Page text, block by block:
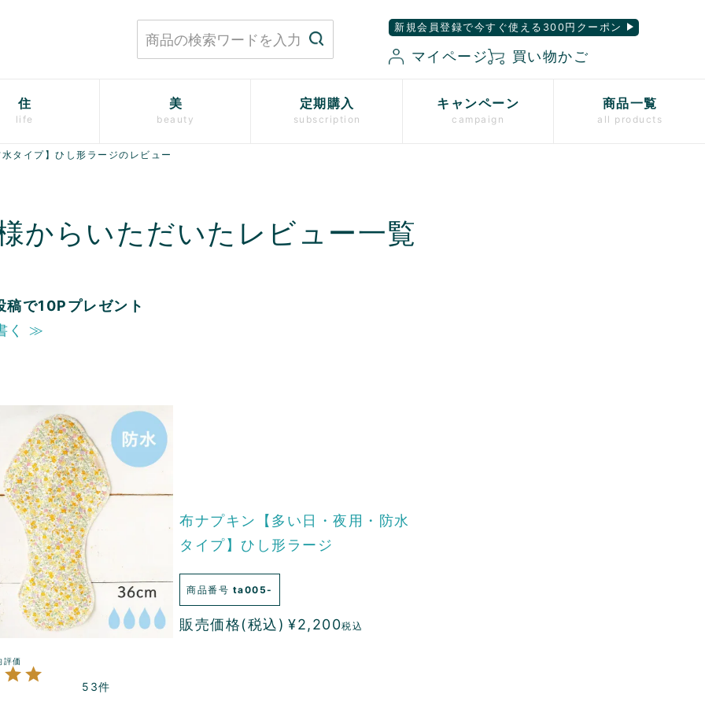
新規会員登録で今すぐ使える300円クーポン
マイページ 買い物かご
住
life
美
beauty
定期購入
subscription
キャンペーン
campaign
商品一覧
all products
タイプ】ひし形ラージのレビュー
からいただいたレビュー一覧
で10Pプレゼント
く ≫
布ナプキン【多い日・夜用・防水
タイプ】ひし形ラージ
商品番号 ta005-
販売価格(税込) ¥2,200税込
53